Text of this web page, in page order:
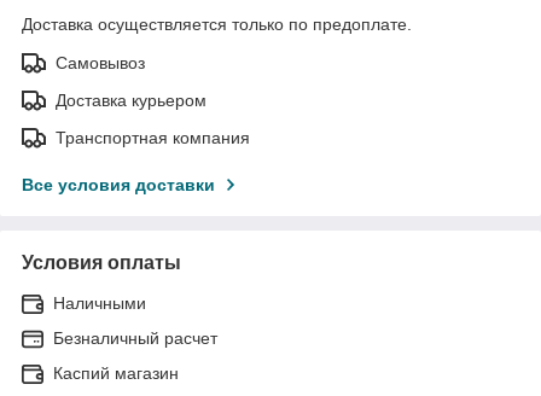
Доставка осуществляется только по предоплате.
Самовывоз
Доставка курьером
Транспортная компания
Все условия доставки
Условия оплаты
Наличными
Безналичный расчет
Каспий магазин